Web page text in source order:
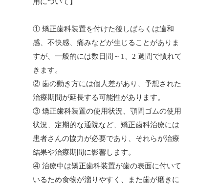
① 矯正歯科装置を付けた後しばらくは違和
感、不快感、痛みなどが生じることがありま
すが、一般的には数日間～1、2 週間で慣れて
きます。
② 歯の動き方には個人差があり、予想された
治療期間が延長する可能性があります。
③ 矯正歯科装置の使用状況、顎間ゴムの使用
状況、定期的な通院など、矯正歯科治療には
患者さんの協力が必要であり、それらが治療
結果や治療期間に影響します。
④ 治療中は矯正歯科装置が歯の表面に付いて
いるため食物が溜りやすく、また歯が磨きに